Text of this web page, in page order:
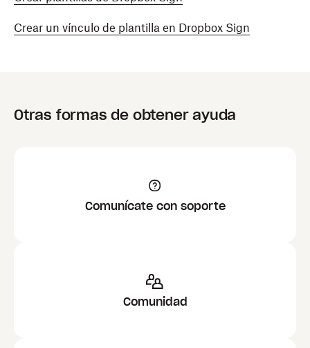
Crear un vínculo de plantilla en Dropbox Sign
Otras formas de obtener ayuda
Comunícate con soporte
Comunidad